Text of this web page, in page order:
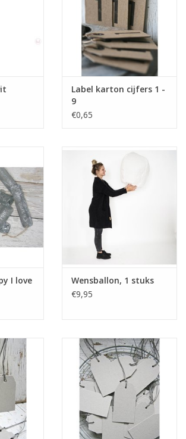
Label karton cijfers 1 -
9
€0,65
I love
Wensballon, 1 stuks
€9,95